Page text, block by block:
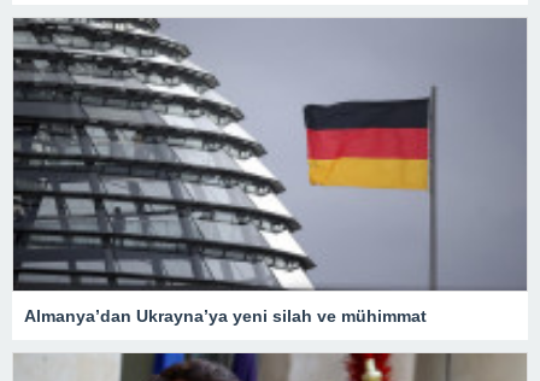
Almanya’dan Ukrayna’ya yeni silah ve mühimmat